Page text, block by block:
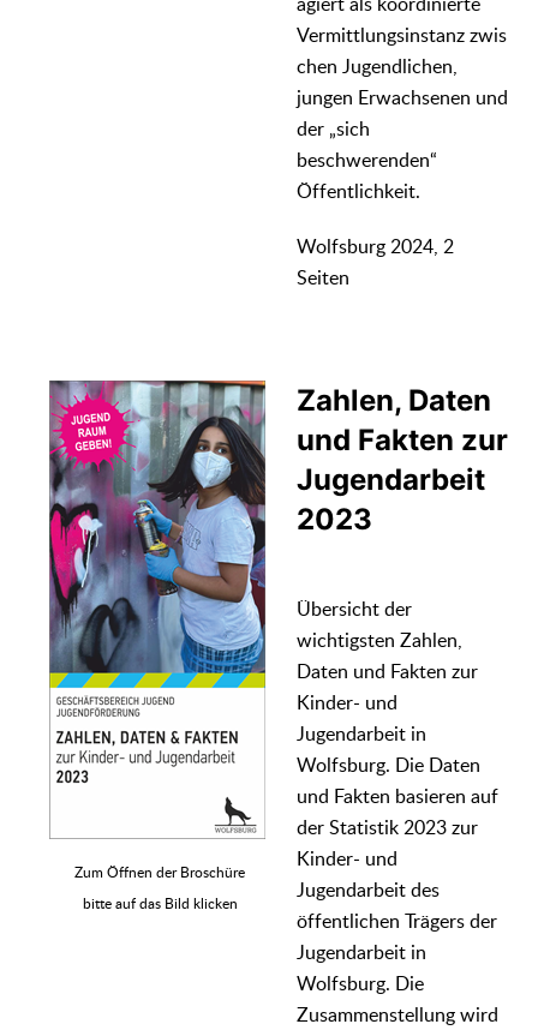
agiert als koordinierte
Vermittlungsinstanz zwis
chen Jugendlichen,
jungen Erwachsenen und
der „sich
beschwerenden“
Öffentlichkeit.
Wolfsburg 2024, 2
Seiten
Zum Öffnen der Broschüre
bitte auf das Bild klicken
Zahlen, Daten
und Fakten zur
Jugendarbeit
2023
Übersicht der
wichtigsten Zahlen,
Daten und Fakten zur
Kinder- und
Jugendarbeit in
Wolfsburg. Die Daten
und Fakten basieren auf
der Statistik 2023 zur
Kinder- und
Jugendarbeit des
öffentlichen Trägers der
Jugendarbeit in
Wolfsburg. Die
Zusammenstellung wird